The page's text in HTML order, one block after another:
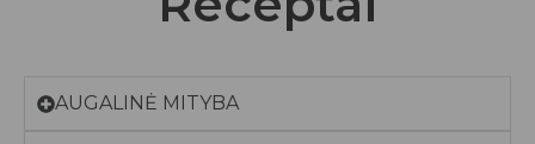
AUGALINĖ MITYBA